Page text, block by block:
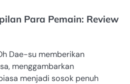
Para Pemain: Review
Dae-su memberikan
menggambarkan
menjadi sosok penuh